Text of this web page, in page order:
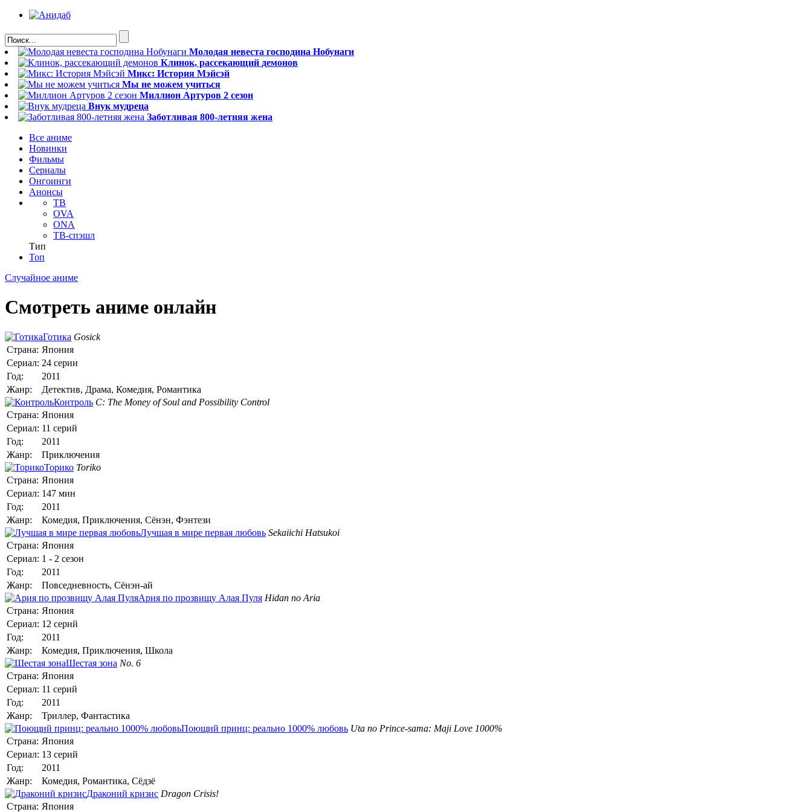
Молодая невеста господина Нобунаги
Клинок, рассекающий демонов
Микс: История Мэйсэй
Мы не можем учиться
Миллион Артуров 2 сезон
Внук мудреца
Заботливая 800-летняя жена
Все аниме
Новинки
Фильмы
Сериалы
Онгоинги
Анонсы
ТВ
OVA
ONA
ТВ-спэшл
Тип
Топ
Случайное аниме
Смотреть аниме онлайн
Готика Gosick
Страна: Япония
Сериал: 24 серии
Год:
2011
Жанр:
Детектив, Драма, Комедия, Романтика
Контроль C: The Money of Soul and Possibility Control
Страна: Япония
Сериал: 11 серий
Год:
2011
Жанр:
Приключения
Торико Toriko
Страна: Япония
Сериал: 147 мин
Год:
2011
Жанр:
Комедия, Приключения, Сёнэн, Фэнтези
Лучшая в мире первая любовь Sekaiichi Hatsukoi
Страна: Япония
Сериал: 1 - 2 сезон
Год:
2011
Жанр:
Повседневность, Сёнэн-ай
Ария по прозвищу Алая Пуля Hidan no Aria
Страна: Япония
Сериал: 12 серий
Год:
2011
Жанр:
Комедия, Приключения, Школа
Шестая зона No. 6
Страна: Япония
Сериал: 11 серий
Год:
2011
Жанр:
Триллер, Фантастика
Поющий принц: реально 1000% любовь Uta no Prince-sama: Maji Love 1000%
Страна: Япония
Сериал: 13 серий
Год:
2011
Жанр:
Комедия, Романтика, Сёдзё
Драконий кризис Dragon Crisis!
Страна: Япония